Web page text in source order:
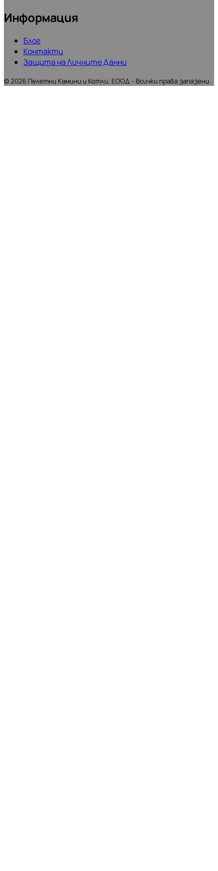
Информация
Блог
Контакти
Защита на Личните Данни
©2026 Пелетни Камини и Котли, ЕООД - Всички права запазени.